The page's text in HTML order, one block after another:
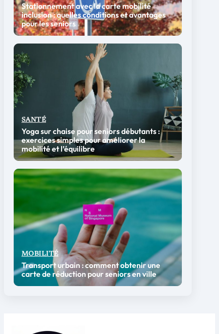
Stationnement avec la carte mobilité
inclusion : quelles conditions et avantages
pour les seniors
SANTÉ
Yoga sur chaise pour seniors débutants :
exercices simples pour améliorer la
mobilité et l’équilibre
MOBILITÉ
Transport urbain : comment obtenir une
carte de réduction pour seniors en ville